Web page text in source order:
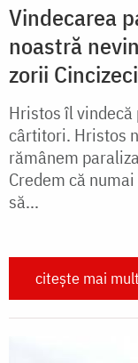
Vindecarea
noastră
zorii
Hristos îl
cârtitori. Hristos
rămânem
Credem că
să...
citește mai mult